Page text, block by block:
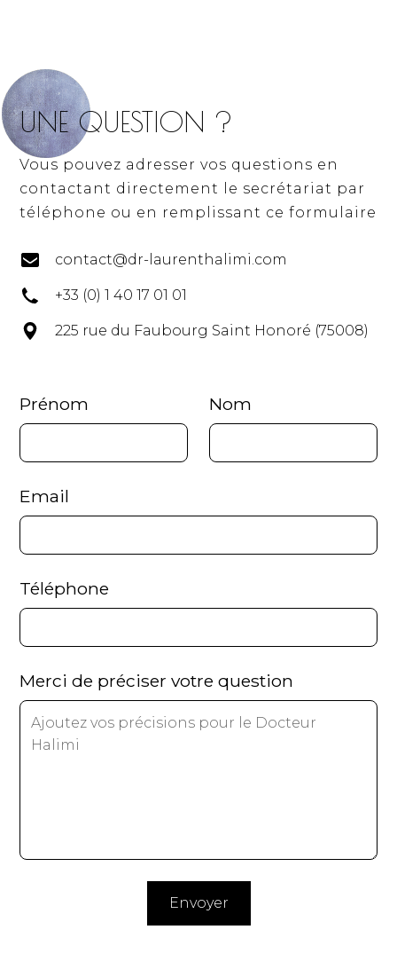
UNE QUESTION ?
Vous pouvez adresser vos questions en
contactant directement le secrétariat par
téléphone ou en remplissant ce formulaire
contact@dr-laurenthalimi.com
+33 (0) 1 40 17 01 01
225 rue du Faubourg Saint Honoré (75008)
Prénom Nom
Email
Téléphone
Merci de préciser votre question